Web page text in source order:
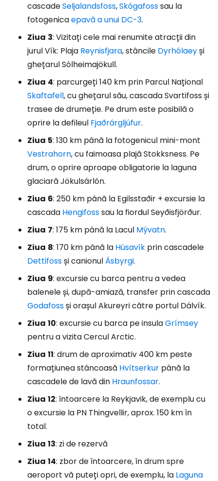
cascadeSeljalandsfoss,Skógafosssau la
fotogenicaepavă a unui DC-3.
Ziua 3: Vizitați cele mai renumite atracții din
jurul Vík: Plaja Reynisfjara, stâncile Dyrhólaeyși
ghețarul Sólheimajökull.
Ziua 4: parcurgeți 140 km prin Parcul Național
Skaftafell, cu ghețarul său, cascada Svartifoss și
trasee de drumeție. Pe drum este posibilă o
oprire la defileul Fjaðrárgljúfur.
Ziua 5: 130 km până la fotogenicul mini-mont
Vestrahorn, cu faimoasa plajă Stokksness. Pe
drum, o oprire aproape obligatorie la laguna
glaciară Jökulsárlón.
Ziua 6: 250 km până la Egilsstaðir + excursie la
cascada Hengifosssau la fiordul Seyðisfjörður.
Ziua 7: 175 km până la Lacul Mývatn.
Ziua 8: 170 km până la Húsavík prin cascadele
Dettifossși canionul Ásbyrgi.
Ziua 9: excursie cu barca pentru a vedea
balenele și, după-amiază, transfer prin cascada
Godafossși orașul Akureyri către portul Dálvík.
Ziua 10: excursie cu barca pe insulaGrímsey
pentru a vizita Cercul Arctic.
Ziua 11: drum de aproximativ 400 km peste
formațiunea stâncoasă Hvítserkur până la
cascadele de lavă din Hraunfossar.
Ziua 12: întoarcere la Reykjavik, de exemplu cu
o excursie la PN Thingvellir, aprox. 150 km în
total.
Ziua 13: zi de rezervă
Ziua 14: zbor de întoarcere, în drum spre
aeroport vă puteți opri, de exemplu, la Laguna